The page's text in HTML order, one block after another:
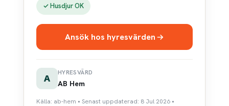
✓ Husdjur OK
Ansök hos hyresvärden
A
HYRESVÄRD
AB Hem
Källa: ab-hem • Senast uppdaterad: 8 Jul 2026 •